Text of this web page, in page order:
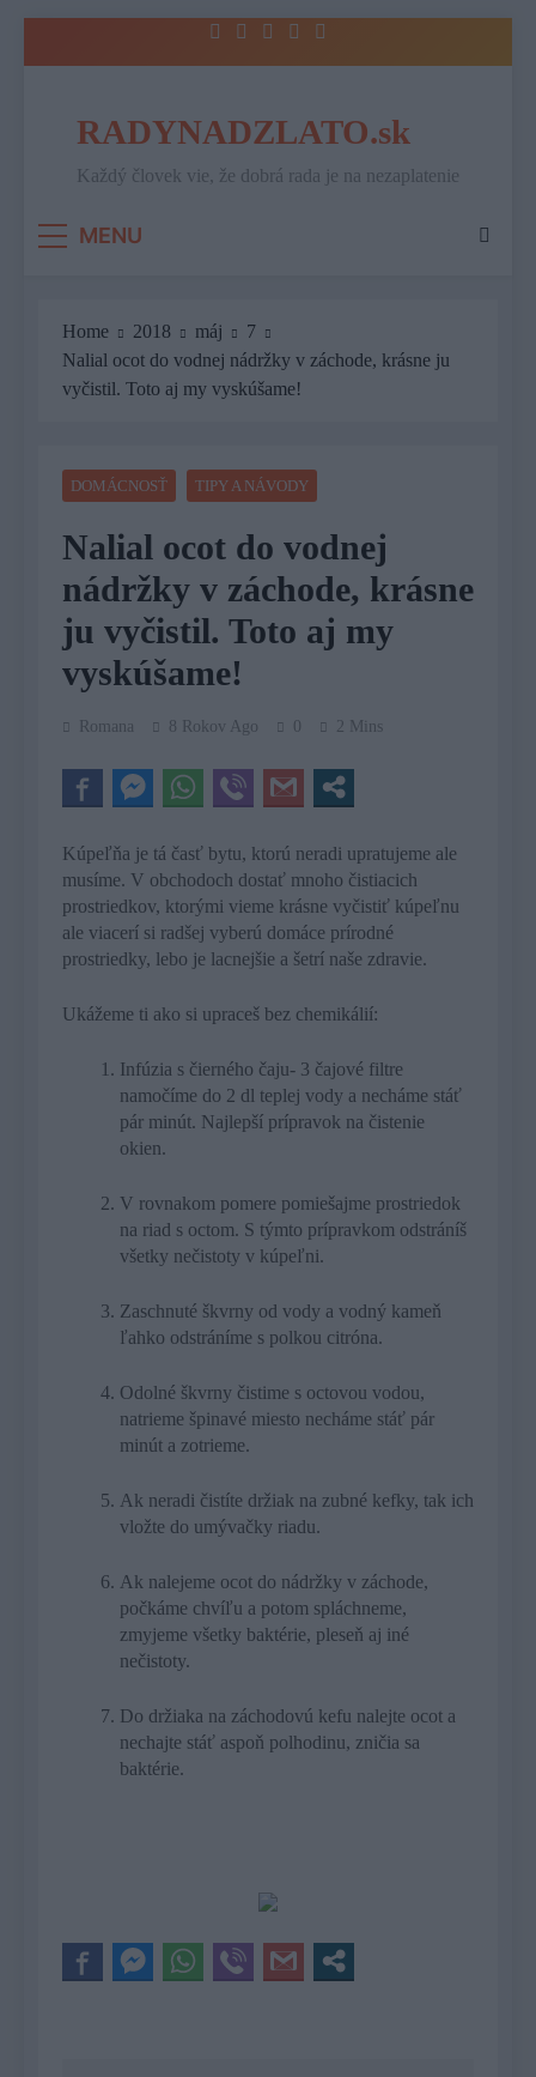
RADYNADZLATO.sk
Každý človek vie, že dobrá rada je na nezaplatenie
MENU
Home 2018 máj
7
Nalial ocot do vodnej nádržky v záchode, krásne ju
vyčistil. Toto aj my vyskúšame!
DOMÁCNOSŤ TIPY A NÁVODY
Nalial ocot do vodnej
nádržky v záchode, krásne
ju vyčistil. Toto aj my
vyskúšame!
Romana 8 Rokov Ago 0 2 Mins
Kúpeľňa je tá časť bytu, ktorú neradi upratujeme ale
musíme. V obchodoch dostať mnoho čistiacich
prostriedkov, ktorými vieme krásne vyčistiť kúpeľnu
ale viacerí si radšej vyberú domáce prírodné
prostriedky, lebo je lacnejšie a šetrí naše zdravie.
Ukážeme ti ako si upraceš bez chemikálií:
Infúzia s čierného čaju- 3 čajové filtre
namočíme do 2 dl teplej vody a necháme stáť
pár minút. Najlepší prípravok na čistenie
okien.
V rovnakom pomere pomiešajme prostriedok
na riad s octom. S týmto prípravkom odstráníš
všetky nečistoty v kúpeľni.
Zaschnuté škvrny od vody a vodný kameň
ľahko odstráníme s polkou citróna.
Odolné škvrny čistime s octovou vodou,
natrieme špinavé miesto necháme stáť pár
minút a zotrieme.
Ak neradi čistíte držiak na zubné kefky, tak ich
vložte do umývačky riadu.
Ak nalejeme ocot do nádržky v záchode,
počkáme chvíľu a potom spláchneme,
zmyjeme všetky baktérie, pleseň aj iné
nečistoty.
Do držiaka na záchodovú kefu nalejte ocot a
nechajte stáť aspoň polhodinu, zničia sa
baktérie.